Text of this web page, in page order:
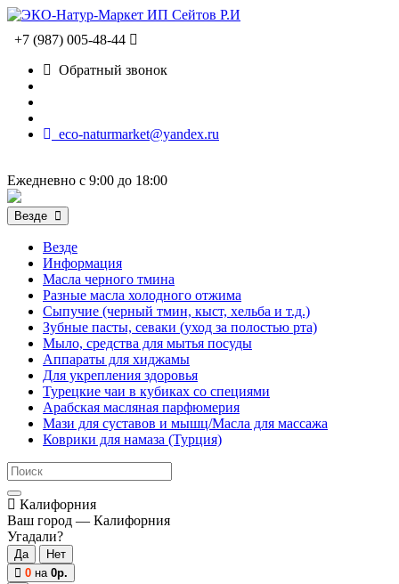
+7 (987) 005-48-44
Обратный звонок
eco-naturmarket@yandex.ru
Ежедневно с 9:00 до 18:00
Везде
Везде
Информация
Масла черного тмина
Разные масла холодного отжима
Сыпучие (черный тмин, кыст, хельба и т.д.)
Зубные пасты, севаки (уход за полостью рта)
Мыло, средства для мытья посуды
Аппараты для хиджамы
Для укрепления здоровья
Турецкие чаи в кубиках со специями
Арабская масляная парфюмерия
Мази для суставов и мышц/Масла для массажа
Коврики для намаза (Турция)
Калифорния
Ваш город — Калифорния
Угадали?
0 на 0р.